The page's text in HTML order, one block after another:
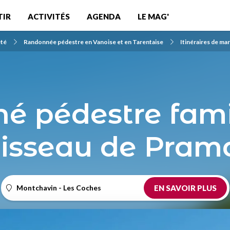
ACTIVITÉS AGENDA LE MAG'
Randonnée pédestre en Vanoise et en Tarentaise Itinéraires de
pédestre
de
Montchavin - Les Coches EN SAVOIR PLUS